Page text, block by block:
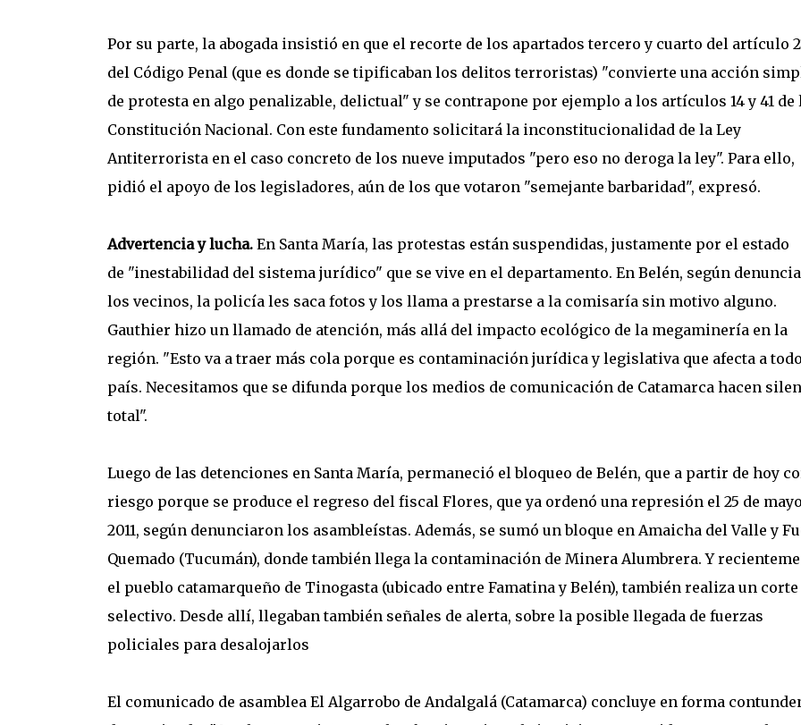
Por su parte, la abogada insistió en que el recorte de los apartados tercero y cuarto del artículo
del Código Penal (que es donde se tipificaban los delitos terroristas) "convierte una acción
de protesta en algo penalizable, delictual" y se contrapone por ejemplo a los artículos 14 y 41 de
Constitución Nacional. Con este fundamento solicitará la inconstitucionalidad de la Ley
Antiterrorista en el caso concreto de los nueve imputados "pero eso no deroga la ley". Para ello,
pidió el apoyo de los legisladores, aún de los que votaron "semejante barbaridad", expresó.
Advertencia y lucha.En Santa María, las protestas están suspendidas, justamente por el estado
de "inestabilidad del sistema jurídico" que se vive en el departamento. En Belén, según
los vecinos, la policía les saca fotos y los llama a prestarse a la comisaría sin motivo alguno.
Gauthier hizo un llamado de atención, más allá del impacto ecológico de la megaminería en la
región. "Esto va a traer más cola porque es contaminación jurídica y legislativa que afecta a
país. Necesitamos que se difunda porque los medios de comunicación de Catamarca hacen
total".
Luego de las detenciones en Santa María, permaneció el bloqueo de Belén, que a partir de hoy
riesgo porque se produce el regreso del fiscal Flores, que ya ordenó una represión el 25 de
2011, según denunciaron los asambleístas. Además, se sumó un bloque en Amaicha del Valle y
Quemado (Tucumán), donde también llega la contaminación de Minera Alumbrera. Y
el pueblo catamarqueño de Tinogasta (ubicado entre Famatina y Belén), también realiza un corte
selectivo. Desde allí, llegaban también señales de alerta, sobre la posible llegada de fuerzas
policiales para desalojarlos
El comunicado de asamblea El Algarrobo de Andalgalá (Catamarca) concluye en forma